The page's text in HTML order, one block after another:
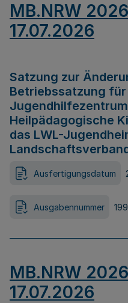
MB.NRW
17.07.2026
Satzung zur
Betriebssatzung für
Heilpädagogische
das LWL-
Ausfertigungsdatum
Ausgabennummer 199
MB.NRW
17.07.2026